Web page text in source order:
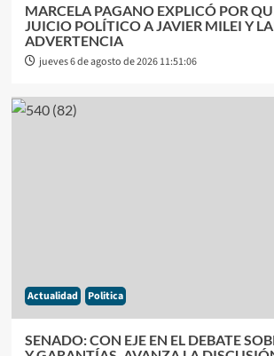
MARCELA PAGANO EXPLICÓ POR
JUICIO POLÍTICO A JAVIER MILEI Y
ADVERTENCIA
jueves 6 de agosto de 2026 11:51:06
Actualidad Politica
SENADO: CON EJE EN EL DEBATE